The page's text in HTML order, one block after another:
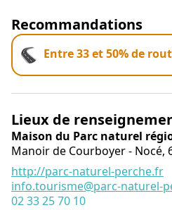
Recommandations
Entre 33 et 50% de
Lieux de
Maison du Parc naturel
Manoir de Courboyer - Nocé,
http://parc-naturel-perche.fr
info.tourisme@parc-naturel-
02 33 25 70 10